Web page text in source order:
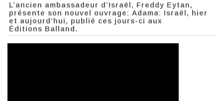
L’ancien ambassadeur d’Israël, Freddy Eytan,
présente son nouvel ouvrage: Adama: Israël, hier
et aujourd’hui, publié ces jours-ci aux
Éditions Balland.